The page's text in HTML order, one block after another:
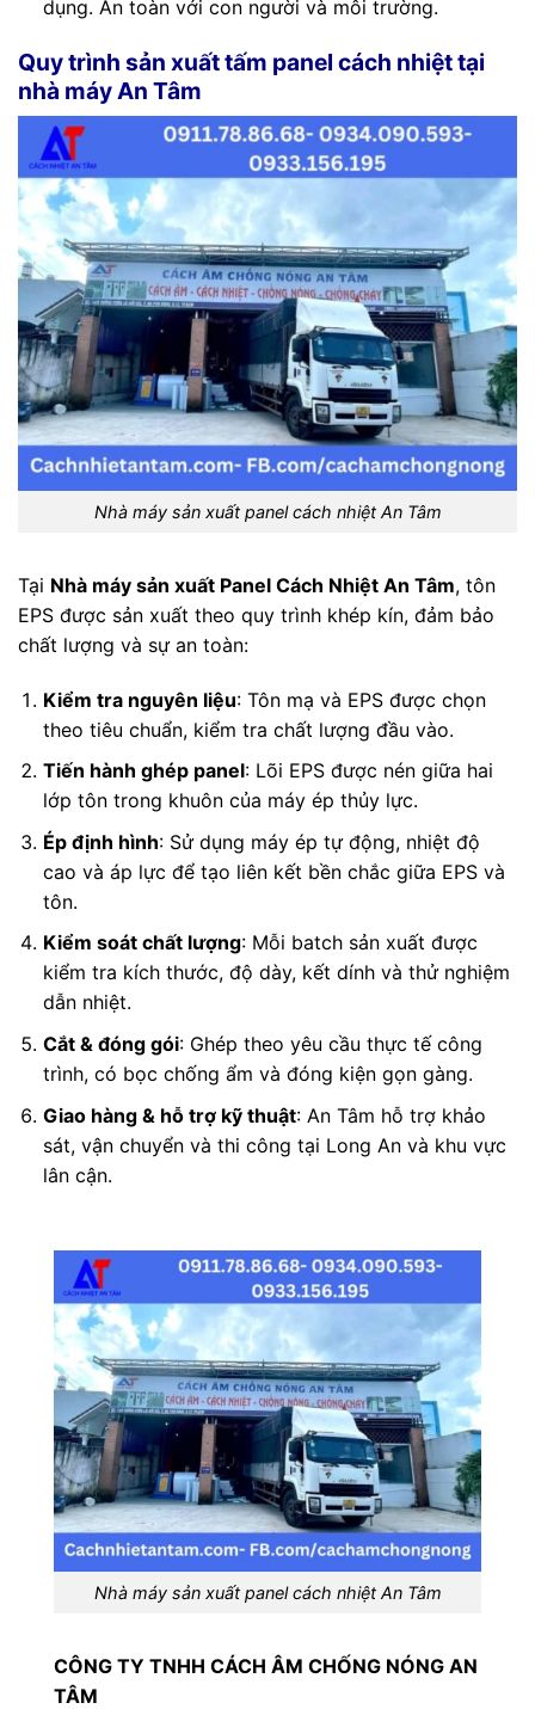
dụng. An toàn với con người và môi trường.
Quy trình sản xuất tấm panel cách nhiệt tại
nhà máy An Tâm
Nhà máy sản xuất panel cách nhiệt An Tâm
Tại Nhà máy sản xuất Panel Cách Nhiệt An Tâm, tôn
EPS được sản xuất theo quy trình khép kín, đảm bảo
chất lượng và sự an toàn:
Kiểm tra nguyên liệu: Tôn mạ và EPS được chọn
theo tiêu chuẩn, kiểm tra chất lượng đầu vào.
Tiến hành ghép panel: Lõi EPS được nén giữa hai
lớp tôn trong khuôn của máy ép thủy lực.
Ép định hình: Sử dụng máy ép tự động, nhiệt độ
cao và áp lực để tạo liên kết bền chắc giữa EPS và
tôn.
Kiểm soát chất lượng: Mỗi batch sản xuất được
kiểm tra kích thước, độ dày, kết dính và thử nghiệm
dẫn nhiệt.
Cắt & đóng gói: Ghép theo yêu cầu thực tế công
trình, có bọc chống ẩm và đóng kiện gọn gàng.
Giao hàng & hỗ trợ kỹ thuật: An Tâm hỗ trợ khảo
sát, vận chuyển và thi công tại Long An và khu vực
lân cận.
Nhà máy sản xuất panel cách nhiệt An Tâm
CÔNG TY TNHH CÁCH ÂM CHỐNG NÓNG AN
TÂM